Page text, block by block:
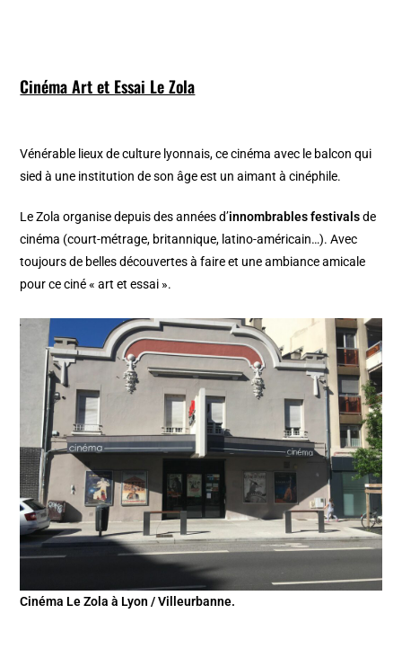
Cinéma Art et Essai Le Zola
Vénérable lieux de culture lyonnais, ce cinéma avec le balcon qui
sied à une institution de son âge est un aimant à cinéphile.
Le Zola organise depuis des années d’innombrables festivalsde
cinéma (court-métrage, britannique, latino-américain…). Avec
toujours de belles découvertes à faire et une ambiance amicale
pour ce ciné « art et essai ».
Cinéma Le Zola à Lyon / Villeurbanne.